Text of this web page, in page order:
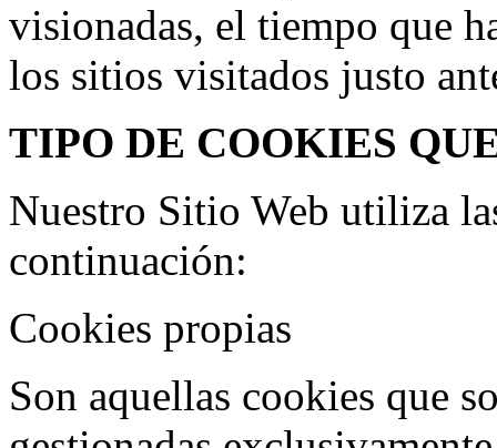
visionadas, el tiempo que
los sitios visitados justo
TIPO DE COOKIES
Nuestro Sitio Web utiliza
continuación:
Cookies propias
Son aquellas cookies que